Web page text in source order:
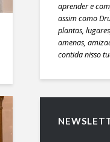
aprender e
assim como
plantas,
amenas,
contida nisso